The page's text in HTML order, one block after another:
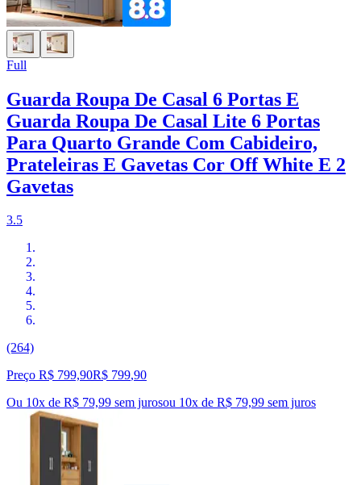
Full
Guarda Roupa De Casal 6 Portas E
Guarda Roupa De Casal Lite 6 Portas
Para Quarto Grande Com Cabideiro,
Prateleiras E Gavetas Cor Off White E 2
Gavetas
3.5
(264)
Preço R$ 799,90R$ 799,90
Ou 10x de R$ 79,99 sem jurosou 10x de R$ 79,99 sem juros